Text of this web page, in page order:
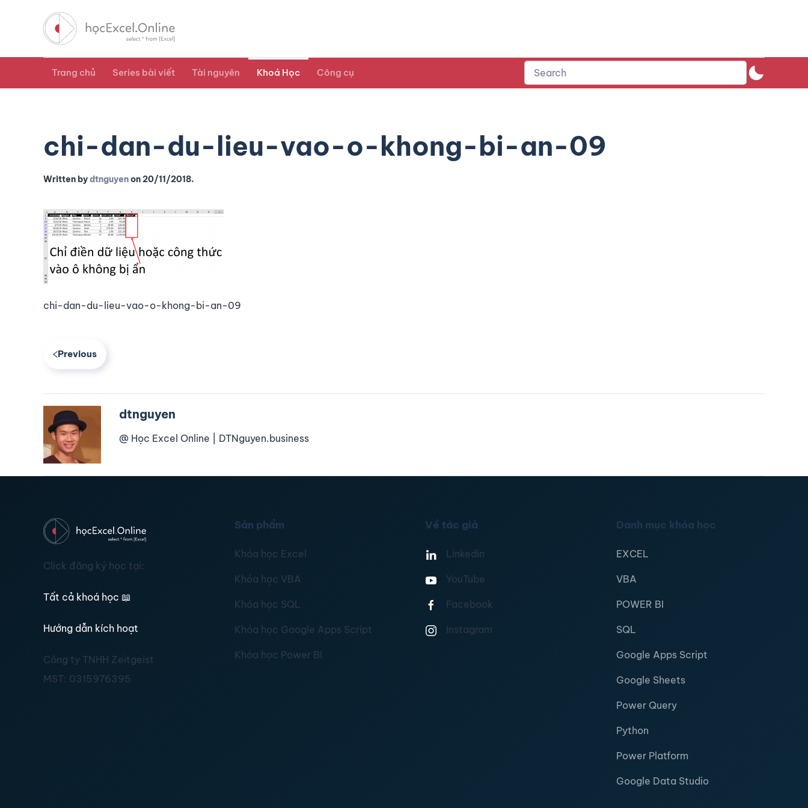
Trang chủ Series bài viết Tài nguyên Khoá Học Công cụ
chi-dan-du-lieu-vao-o-khong-bi-an-09
Written bydtnguyenon20/11/2018.
chi-dan-du-lieu-vao-o-khong-bi-an-09
Previous
dtnguyen
@ Học Excel Online | DTNguyen.business
Click đăng ký học tại:
Tất cả khoá học 📖
Hướng dẫn kích hoạt
Công ty TNHH Zeitgeist
MST: 0315976395
Sản phẩm
Khóa học Excel
Khóa học VBA
Khóa học SQL
Khóa học Google Apps Script
Khóa học Power BI
Về tác giả
Linkedin
YouTube
Facebook
Instagram
Danh mục khóa học
EXCEL
VBA
POWER BI
SQL
Google Apps Script
Google Sheets
Power Query
Python
Power Platform
Google Data Studio